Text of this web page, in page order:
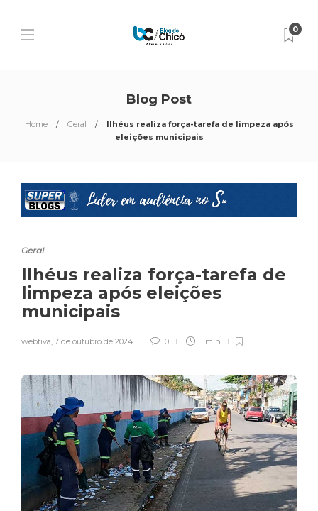
0
Blog Post
Home Geral
Ilhéus realiza força-tarefa de limpeza após
eleições municipais
Geral
Ilhéus realiza força-tarefa de
limpeza após eleições
municipais
webtiva, 7 de outubro de 2024 0 1 min